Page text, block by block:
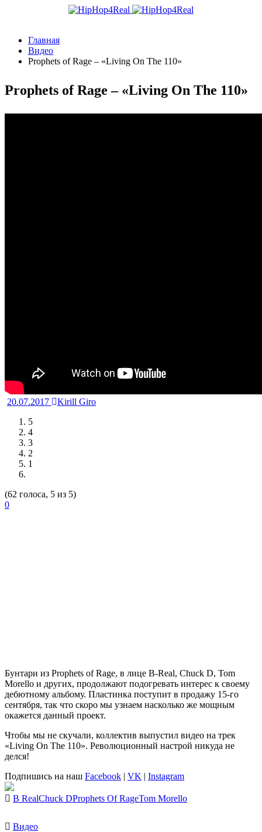
Главная
Видео
Prophets of Rage – «Living On The 110»
Prophets of Rage – «Living On The 110»
20.07.2017
Kirill Giro
5
4
3
2
1
(62 голоса, 5 из 5)
0
Бунтари из Prophets of Rage, в лице B-Real, Chuck D, Tom
Morello и других, продолжают подогревать интерес к своему
дебютному альбому. Пластинка поступит в продажу 15-го
сентября, так что скоро мы узнаем насколько же мощным
окажется данный проект.
Чтобы мы не скучали, коллектив выпустил видео на трек
«Living On The 110». Революционный настрой никуда не
делся!
Подпишись на наш Facebook | VK | Instagram
B RealChuck DProphets Of RageTom Morello
Видео